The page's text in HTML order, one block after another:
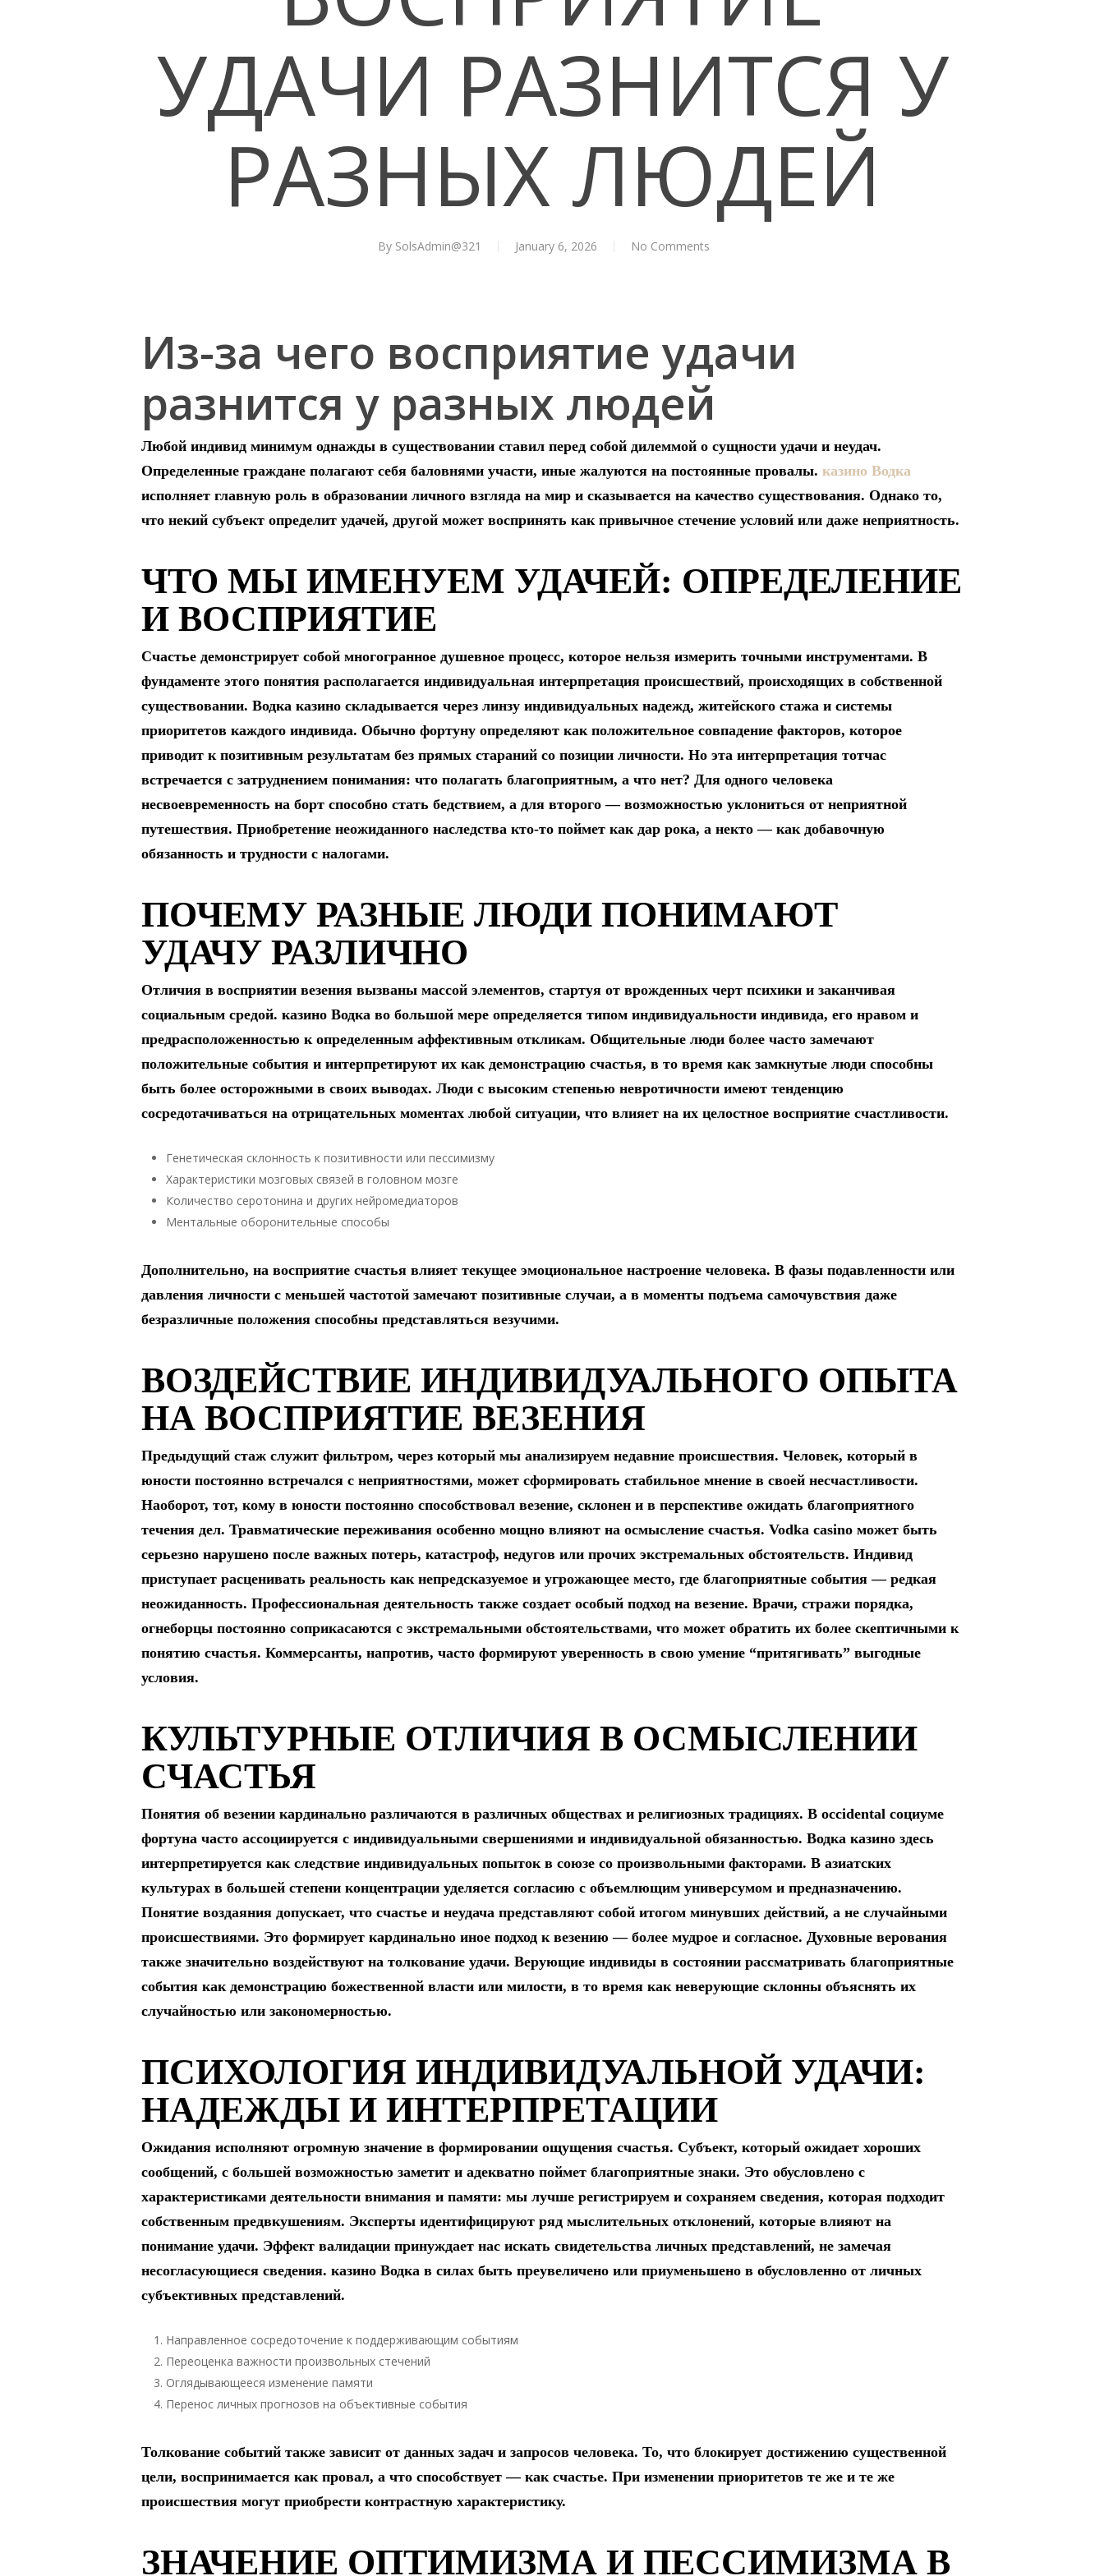
УДАЧИ РАЗНИТСЯ У
РАЗНЫХ ЛЮДЕЙ
By SolsAdmin@321 January 6, 2026 No Comments
Из-за чего восприятие удачи
разнится у разных людей
Любой индивид минимум однажды в существовании ставил перед собой дилеммой о сущности удачи и неудач.
Определенные граждане полагают себя баловнями участи, иные жалуются на постоянные провалы. казино Водка
исполняет главную роль в образовании личного взгляда на мир и сказывается на качество существования. Однако то,
что некий субъект определит удачей, другой может воспринять как привычное стечение условий или даже неприятность.
ЧТО МЫ ИМЕНУЕМ УДАЧЕЙ: ОПРЕДЕЛЕНИЕ
И ВОСПРИЯТИЕ
Счастье демонстрирует собой многогранное душевное процесс, которое нельзя измерить точными инструментами. В
фундаменте этого понятия располагается индивидуальная интерпретация происшествий, происходящих в собственной
существовании. Водка казино складывается через линзу индивидуальных надежд, житейского стажа и системы
приоритетов каждого индивида. Обычно фортуну определяют как положительное совпадение факторов, которое
приводит к позитивным результатам без прямых стараний со позиции личности. Но эта интерпретация тотчас
встречается с затруднением понимания: что полагать благоприятным, а что нет? Для одного человека
несвоевременность на борт способно стать бедствием, а для второго — возможностью уклониться от неприятной
путешествия. Приобретение неожиданного наследства кто-то поймет как дар рока, а некто — как добавочную
обязанность и трудности с налогами.
ПОЧЕМУ РАЗНЫЕ ЛЮДИ ПОНИМАЮТ
УДАЧУ РАЗЛИЧНО
Отличия в восприятии везения вызваны массой элементов, стартуя от врожденных черт психики и заканчивая
социальным средой. казино Водка во большой мере определяется типом индивидуальности индивида, его нравом и
предрасположенностью к определенным аффективным откликам. Общительные люди более часто замечают
положительные события и интерпретируют их как демонстрацию счастья, в то время как замкнутые люди способны
быть более осторожными в своих выводах. Люди с высоким степенью невротичности имеют тенденцию
сосредотачиваться на отрицательных моментах любой ситуации, что влияет на их целостное восприятие счастливости.
Генетическая склонность к позитивности или пессимизму
Характеристики мозговых связей в головном мозге
Количество серотонина и других нейромедиаторов
Ментальные оборонительные способы
Дополнительно, на восприятие счастья влияет текущее эмоциональное настроение человека. В фазы подавленности или
давления личности с меньшей частотой замечают позитивные случаи, а в моменты подъема самочувствия даже
безразличные положения способны представляться везучими.
ВОЗДЕЙСТВИЕ ИНДИВИДУАЛЬНОГО ОПЫТА
НА ВОСПРИЯТИЕ ВЕЗЕНИЯ
Предыдущий стаж служит фильтром, через который мы анализируем недавние происшествия. Человек, который в
юности постоянно встречался с неприятностями, может сформировать стабильное мнение в своей несчастливости.
Наоборот, тот, кому в юности постоянно способствовал везение, склонен и в перспективе ожидать благоприятного
течения дел. Травматические переживания особенно мощно влияют на осмысление счастья. Vodka casino может быть
серьезно нарушено после важных потерь, катастроф, недугов или прочих экстремальных обстоятельств. Индивид
приступает расценивать реальность как непредсказуемое и угрожающее место, где благоприятные события — редкая
неожиданность. Профессиональная деятельность также создает особый подход на везение. Врачи, стражи порядка,
огнеборцы постоянно соприкасаются с экстремальными обстоятельствами, что может обратить их более скептичными к
понятию счастья. Коммерсанты, напротив, часто формируют уверенность в свою умение “притягивать” выгодные
условия.
КУЛЬТУРНЫЕ ОТЛИЧИЯ В ОСМЫСЛЕНИИ
СЧАСТЬЯ
Понятия об везении кардинально различаются в различных обществах и религиозных традициях. В occidental социуме
фортуна часто ассоциируется с индивидуальными свершениями и индивидуальной обязанностью. Водка казино здесь
интерпретируется как следствие индивидуальных попыток в союзе со произвольными факторами. В азиатских
культурах в большей степени концентрации уделяется согласию с объемлющим универсумом и предназначению.
Понятие воздаяния допускает, что счастье и неудача представляют собой итогом минувших действий, а не случайными
происшествиями. Это формирует кардинально иное подход к везению — более мудрое и согласное. Духовные верования
также значительно воздействуют на толкование удачи. Верующие индивиды в состоянии рассматривать благоприятные
события как демонстрацию божественной власти или милости, в то время как неверующие склонны объяснять их
случайностью или закономерностью.
ПСИХОЛОГИЯ ИНДИВИДУАЛЬНОЙ УДАЧИ:
НАДЕЖДЫ И ИНТЕРПРЕТАЦИИ
Ожидания исполняют огромную значение в формировании ощущения счастья. Субъект, который ожидает хороших
сообщений, с большей возможностью заметит и адекватно поймет благоприятные знаки. Это обусловлено с
характеристиками деятельности внимания и памяти: мы лучше регистрируем и сохраняем сведения, которая подходит
собственным предвкушениям. Эксперты идентифицируют ряд мыслительных отклонений, которые влияют на
понимание удачи. Эффект валидации принуждает нас искать свидетельства личных представлений, не замечая
несогласующиеся сведения. казино Водка в силах быть преувеличено или приуменьшено в обусловленно от личных
субъективных представлений.
Направленное сосредоточение к поддерживающим событиям
Переоценка важности произвольных стечений
Оглядывающееся изменение памяти
Перенос личных прогнозов на объективные события
Толкование событий также зависит от данных задач и запросов человека. То, что блокирует достижению существенной
цели, воспринимается как провал, а что способствует — как счастье. При изменении приоритетов те же и те же
происшествия могут приобрести контрастную характеристику.
ЗНАЧЕНИЕ ОПТИМИЗМА И ПЕССИМИЗМА В